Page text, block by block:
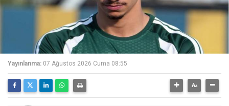
Yayınlanma: 07 Ağustos 2026 Cuma 08:55